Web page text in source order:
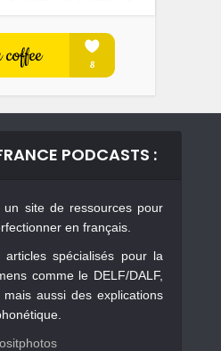
PODCASTS :
un site de ressources pour
en français.
spécialisés pour la
comme le DELF/DALF,
aussi des explications